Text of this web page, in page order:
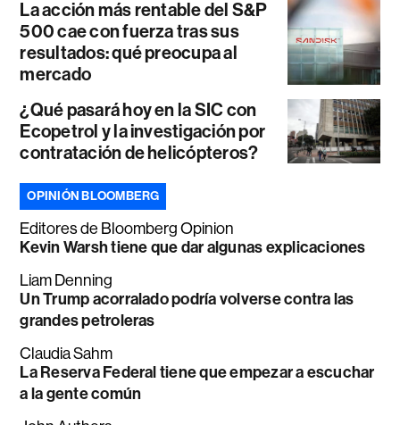
La acción más rentable del S&P
500 cae con fuerza tras sus
resultados: qué preocupa al
mercado
¿Qué pasará hoy en la SIC con
Ecopetrol y la investigación por
contratación de helicópteros?
OPINIÓN BLOOMBERG
Editores de Bloomberg Opinion
Kevin Warsh tiene que dar algunas explicaciones
Liam Denning
Un Trump acorralado podría volverse contra las
grandes petroleras
Claudia Sahm
La Reserva Federal tiene que empezar a escuchar
a la gente común